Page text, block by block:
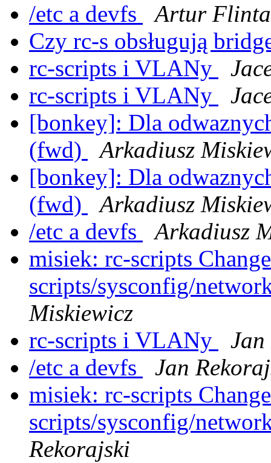
/etc a devfs
Artur Flinta
Czy rc-s obsługują
rc-scripts i VLANy
rc-scripts i VLANy
[bonkey]: Dla
(fwd)
Arkadiusz
[bonkey]: Dla
(fwd)
Arkadiusz
/etc a devfs
Arkadiusz
misiek: rc-scripts
scripts/sysconfig/
Miskiewicz
rc-scripts i VLANy
Jan
/etc a devfs
Jan
misiek: rc-scripts
scripts/sysconfig/
Rekorajski